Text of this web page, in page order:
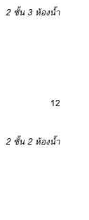
2 ชั้น 3 ห้องน้ำ
12
2 ชั้น 2 ห้องน้ำ